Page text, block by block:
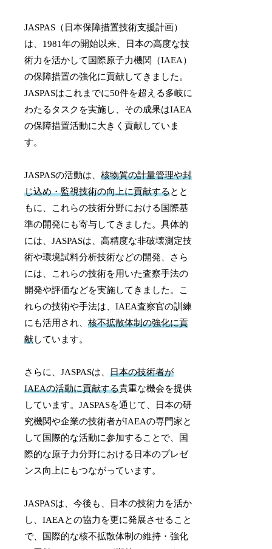
JASPAS（日本保障措置技術支援計画）
は、1981年の開始以来、日本の高度な技
術力を活かして国際原子力機関（IAEA）
の保障措置の強化に貢献してきました。
JASPASはこれまでに50件を超える多岐に
わたるタスクを実施し、その成果はIAEA
の保障措置活動に大きく貢献していま
す。
JASPASの活動は、核物質の計量管理や封
じ込め・監視技術の向上に貢献するとと
もに、これらの技術分野における国際基
準の開発にも寄与してきました。具体的
には、JASPASは、高精度な非破壊測定技
術や環境試料分析技術などの開発、さら
には、これらの技術を用いた査察手法の
開発や評価などを実施してきました。こ
れらの技術や手法は、IAEA査察官の訓練
にも活用され、核不拡散体制の強化に貢
献しています。
さらに、JASPASは、日本の技術者が
IAEAの活動に貢献する貴重な機会を提供
しています。JASPASを通じて、日本の研
究機関や企業の技術者がIAEAの専門家と
して国際的な活動に参加することで、国
際的な原子力分野における日本のプレゼ
ンス向上にもつながっています。
JASPASは、今後も、日本の技術力を活か
し、IAEAとの協力を更に発展させること
で、国際的な核不拡散体制の維持・強化